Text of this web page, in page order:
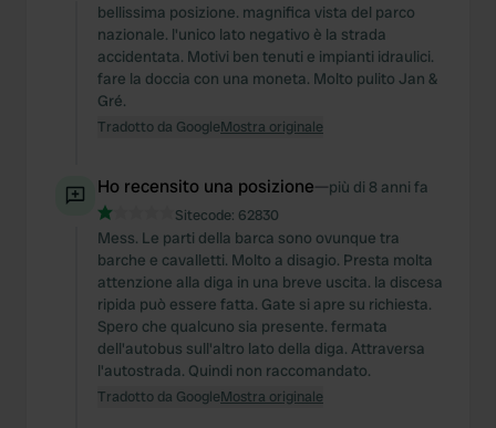
bellissima posizione. magnifica vista del parco
nazionale. l'unico lato negativo è la strada
accidentata. Motivi ben tenuti e impianti idraulici.
fare la doccia con una moneta. Molto pulito Jan &
Gré.
Tradotto da GoogleMostra originale
Ho recensito una posizione—più di 8 anni fa
Sitecode: 62830
Mess. Le parti della barca sono ovunque tra
barche e cavalletti. Molto a disagio. Presta molta
attenzione alla diga in una breve uscita. la discesa
ripida può essere fatta. Gate si apre su richiesta.
Spero che qualcuno sia presente. fermata
dell'autobus sull'altro lato della diga. Attraversa
l'autostrada. Quindi non raccomandato.
Tradotto da GoogleMostra originale